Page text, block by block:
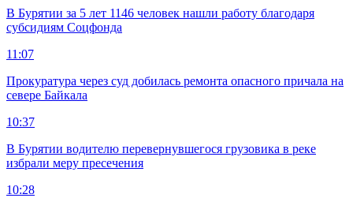
В Бурятии за 5 лет 1146 человек нашли работу благодаря
субсидиям Соцфонда
11:07
Прокуратура через суд добилась ремонта опасного причала на
севере Байкала
10:37
В Бурятии водителю перевернувшегося грузовика в реке
избрали меру пресечения
10:28